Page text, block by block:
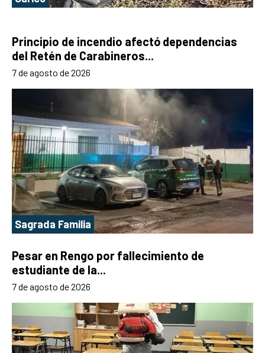
Principio de incendio afectó dependencias
del Retén de Carabineros...
7 de agosto de 2026
Sagrada Familia
Pesar en Rengo por fallecimiento de
estudiante de la...
7 de agosto de 2026